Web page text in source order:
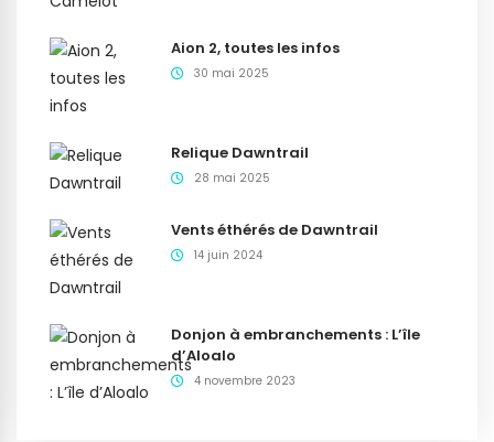
Aion 2, toutes les infos
30 mai 2025
Relique Dawntrail
28 mai 2025
Vents éthérés de Dawntrail
14 juin 2024
Donjon à embranchements : L’île
d’Aloalo
4 novembre 2023